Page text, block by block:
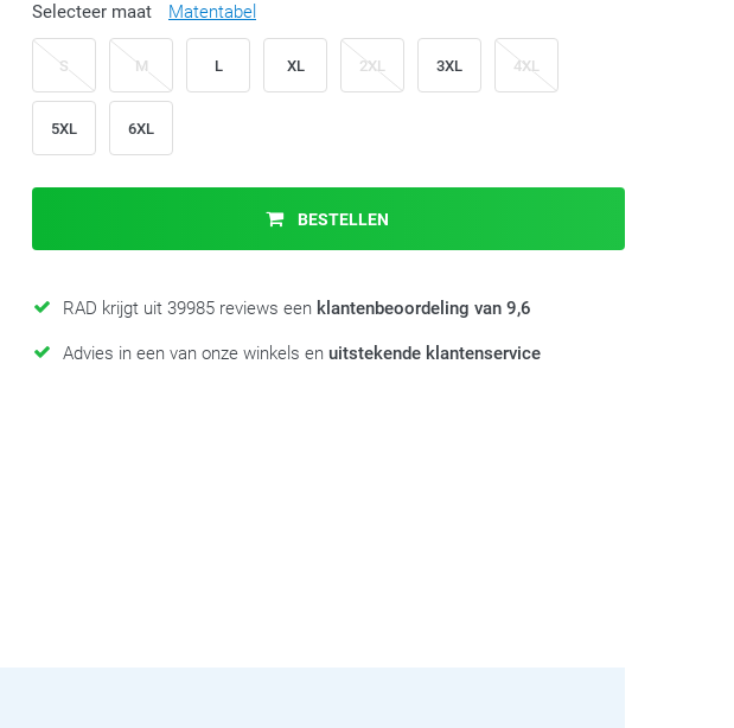
Selecteer maat Matentabel
S M L XL 2XL 3XL 4XL
5XL 6XL
BESTELLEN
RAD krijgt uit 39985 reviews een klantenbeoordeling van 9,6
Advies in een van onze winkels en uitstekende klantenservice